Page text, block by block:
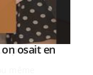
osait en